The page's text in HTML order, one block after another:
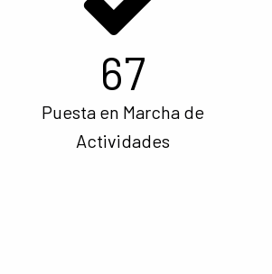
67
Puesta en Marcha de
Actividades